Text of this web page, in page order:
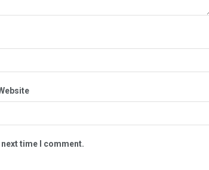
time I comment.